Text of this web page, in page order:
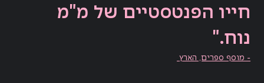
חייו הפנטסטיים של מ"מ
נוח."
- מוסף ספרים, הארץ